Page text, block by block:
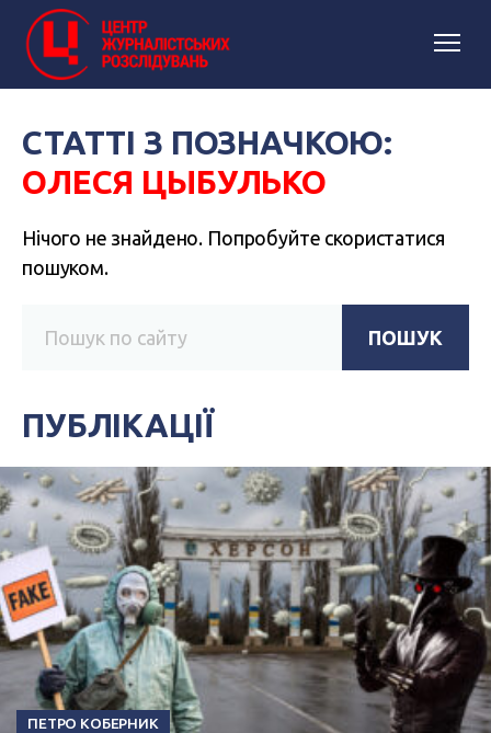
СТАТТІ З ПОЗНАЧКОЮ:
ОЛЕСЯ ЦЫБУЛЬКО
Нічого не знайдено. Попробуйте скористатися
пошуком.
ПОШУК
ПУБЛІКАЦІЇ
ПЕТРО КОБЕРНИК